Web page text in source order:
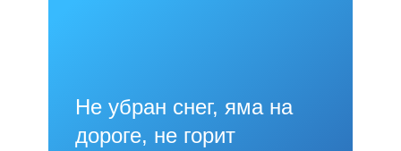
Не убран снег, яма на
дороге, не горит